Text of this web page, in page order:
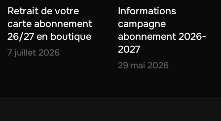
Retrait de votre
carte abonnement
26/27 en boutique
7 juillet 2026
Informations
campagne
abonnement 2026-
2027
29 mai 2026